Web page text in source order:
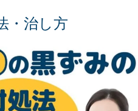
・治し方